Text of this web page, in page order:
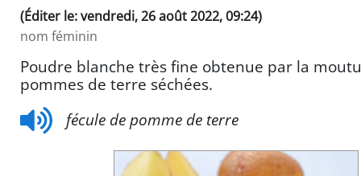
(Éditer le: vendredi, 26 août 2022, 09:24)
nom féminin
Poudre blanche très fine obtenue par la
pommes de terre séchées.
fécule de pomme de terre